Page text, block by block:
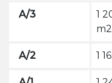
A/3
1
m2
A/2 1